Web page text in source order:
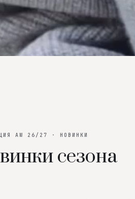
AW 26/27 · НОВИНКИ
сезона